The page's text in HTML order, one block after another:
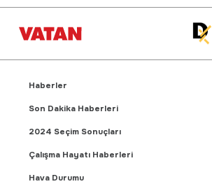
Haberler
Son Dakika Haberleri
2024 Seçim Sonuçları
Çalışma Hayatı Haberleri
Hava Durumu